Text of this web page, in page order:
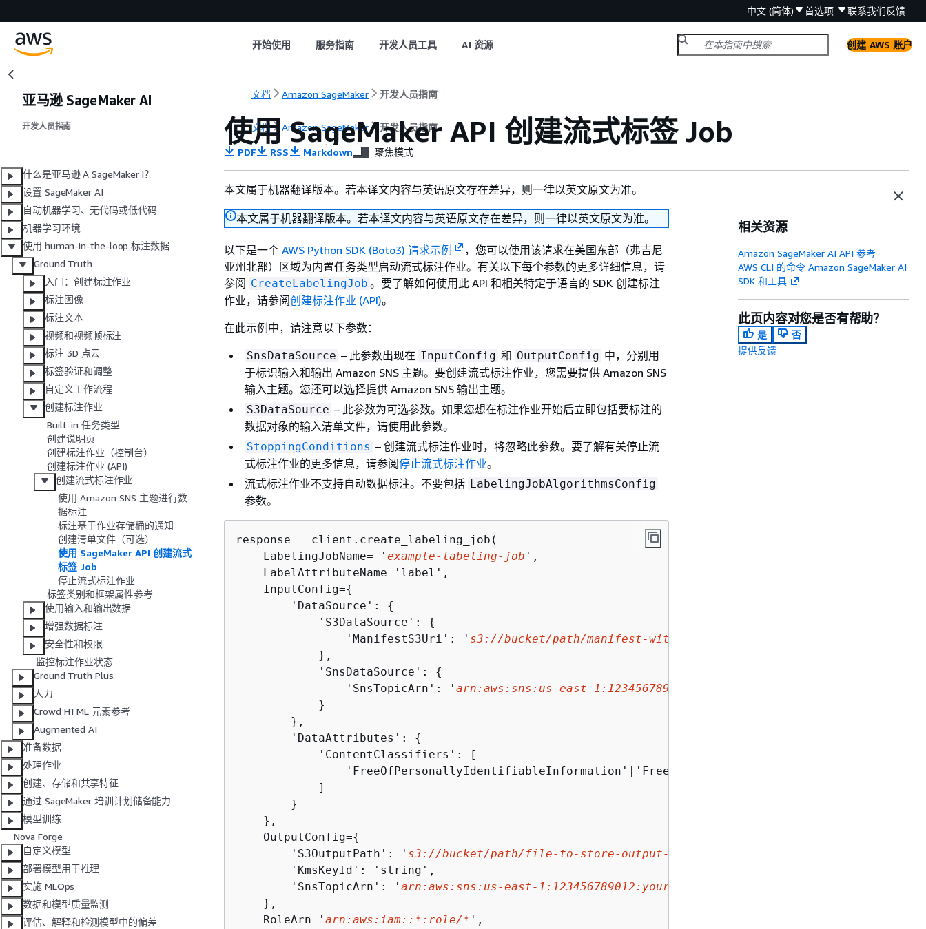
中文 (简体) 首选项 联系我们反馈
开始使用 服务指南 开发人员工具 AI 资源 创建 AWS 账户
亚马逊 SageMaker AI
开发人员指南
什么是亚马逊 A SageMaker I？
设置 SageMaker AI
自动机器学习、无代码或低代码
机器学习环境
使用 human-in-the-loop 标注数据
Ground Truth
入门：创建标注作业
标注图像
标注文本
视频和视频帧标注
标注 3D 点云
标签验证和调整
自定义工作流程
创建标注作业
Built-in 任务类型
创建说明页
创建标注作业（控制台）
创建标注作业 (API)
创建流式标注作业
使用 Amazon SNS 主题进行数
据标注
标注基于作业存储桶的通知
创建清单文件（可选）
使用 SageMaker API 创建流式
标签 Job
停止流式标注作业
标签类别和框架属性参考
使用输入和输出数据
增强数据标注
安全性和权限
监控标注作业状态
Ground Truth Plus
人力
Crowd HTML 元素参考
Augmented AI
准备数据
处理作业
创建、存储和共享特征
通过 SageMaker 培训计划储备能力
模型训练
Nova Forge
自定义模型
部署模型用于推理
实施 MLOps
数据和模型质量监测
评估、解释和检测模型中的偏差
文档 Amazon SageMaker 开发人员指南
文档 Amazon SageMaker 开发人员指南
使用 SageMaker API 创建流式标签 Job
PDF RSS Markdown 聚焦模式
本文属于机器翻译版本。若本译文内容与英语原文存在差异，则一律以英文原文为准。
本文属于机器翻译版本。若本译文内容与英语原文存在差异，则一律以英文原文为准。
以下是一个 AWS Python SDK (Boto3) 请求示例
，您可以使用该请求在美国东部（弗吉尼
亚州北部）区域为内置任务类型启动流式标注作业。有关以下每个参数的更多详细信息，请
参阅 CreateLabelingJob 。要了解如何使用此 API 和相关特定于语言的 SDK 创建标注
作业，请参阅创建标注作业 (API)。
在此示例中，请注意以下参数：
SnsDataSource – 此参数出现在 InputConfig 和 OutputConfig 中，分别用
于标识输入和输出 Amazon SNS 主题。要创建流式标注作业，您需要提供 Amazon SNS
输入主题。您还可以选择提供 Amazon SNS 输出主题。
S3DataSource – 此参数为可选参数。如果您想在标注作业开始后立即包括要标注的
数据对象的输入清单文件，请使用此参数。
StoppingConditions – 创建流式标注作业时，将忽略此参数。要了解有关停止流
式标注作业的更多信息，请参阅停止流式标注作业。
流式标注作业不支持自动数据标注。不要包括 LabelingJobAlgorithmsConfig
参数。
response = client.create_labeling_job(
    LabelingJobName= '
example-labeling-job ',
    LabelAttributeName='label',
    InputConfig=
{
        'DataSource':
{
            'S3DataSource':
{
                'ManifestS3Uri': '
s3://bucket/path/manifest-with-input-data.json
            },
            'SnsDataSource':
{
                'SnsTopicArn': '
arn:aws:sns:us-east-1:123456789012:your-sns-input-topic
            }
        },
        'DataAttributes':
{
            'ContentClassifiers': [
                'FreeOfPersonallyIdentifiableInformation'|'FreeOfAdultContent',
            ]
        }
    },
    OutputConfig=
{
        'S3OutputPath': '
s3://bucket/path/file-to-store-output-data
        'KmsKeyId': 'string',
        'SnsTopicArn': '
arn:aws:sns:us-east-1:123456789012:your-sns-output-topic
    },
    RoleArn='
arn:aws:iam::*:role/* ',
相关资源
Amazon SageMaker AI API 参考
AWS CLI 的命令 Amazon SageMaker AI
SDK 和工具
此页内容对您是否有帮助？
是
否
提供反馈